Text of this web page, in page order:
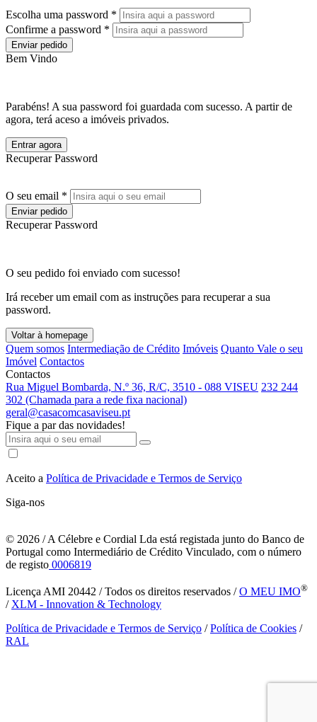
Escolha uma password *
Confirme a password *
Enviar pedido
Bem Vindo
Parabéns! A sua password foi guardada com sucesso. A partir de
agora, terá aceso a imóveis privados.
Entrar agora
Recuperar Password
O seu email *
Enviar pedido
Recuperar Password
O seu pedido foi enviado com sucesso!
Irá receber um email com as instruções para recuperar a sua
password.
Voltar à homepage
Quem somos Intermediação de Crédito Imóveis Quanto Vale o seu
Imóvel Contactos
Contactos
Rua Miguel Bombarda, N.º 36, R/C, 3510 - 088 VISEU 232 244
302 (Chamada para a rede fixa nacional)
geral@casacomcasaviseu.pt
Fique a par das novidades!
Aceito a Política de Privacidade e Termos de Serviço
Siga-nos
© 2026 / A Célebre e Cordial Lda está registada junto do Banco de
Portugal como Intermediário de Crédito Vinculado, com o número
de registo 0006819
Licença AMI 20442 / Todos os direitos reservados /O MEU IMO®
/ XLM - Innovation & Technology
Política de Privacidade e Termos de Serviço /Política de Cookies /
RAL